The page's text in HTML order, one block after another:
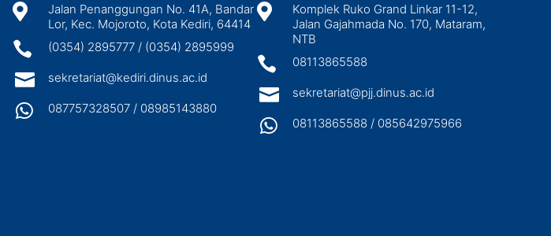

Jalan Penanggungan No. 41A, Bandar
Lor, Kec. Mojoroto, Kota Kediri, 64414
 (0354) 2895777 / (0354) 2895999
 sekretariat@kediri.dinus.ac.id
 087757328507 / 08985143880

Komplek Ruko Grand Linkar 11-12,
Jalan Gajahmada No. 170, Mataram,
NTB
 08113865588
 sekretariat@pjj.dinus.ac.id
 08113865588 / 085642975966